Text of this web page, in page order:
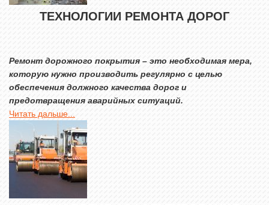
ТЕХНОЛОГИИ РЕМОНТА ДОРОГ
Ремонт дорожного покрытия – это необходимая мера,
которую нужно производить регулярно с целью
обеспечения должного качества дорог и
предотвращения аварийных ситуаций.
Читать дальше...